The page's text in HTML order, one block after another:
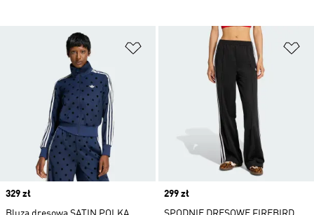
Dodaj do listy życzeń
Price
329 zł
Price
299 zł